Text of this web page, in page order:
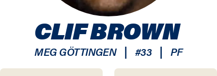
CLIF BROWN
MEG GÖTTINGEN | #33 | PF